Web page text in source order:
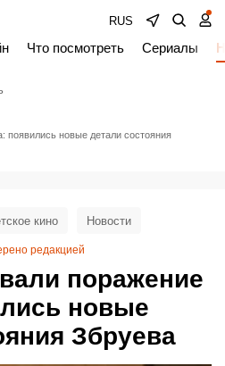
RUS
Что посмотреть Сериалы
появились новые детали состояния
поражение
новые
Збруева
кино Новости
редакцией